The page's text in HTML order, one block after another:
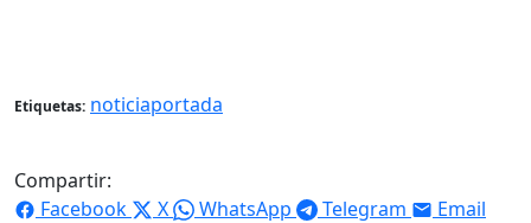
Etiquetas: noticiaportada
Compartir:
Facebook
X WhatsApp Telegram Email